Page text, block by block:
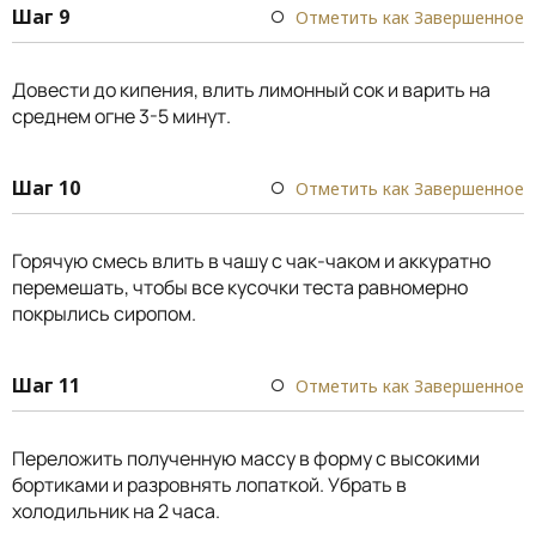
Шаг 9 Отметить как Завершенное
Довести до кипения, влить лимонный сок и варить на
среднем огне 3-5 минут.
Шаг 10 Отметить как Завершенное
Горячую смесь влить в чашу с чак-чаком и аккуратно
перемешать, чтобы все кусочки теста равномерно
покрылись сиропом.
Шаг 11 Отметить как Завершенное
Переложить полученную массу в форму с высокими
бортиками и разровнять лопаткой. Убрать в
холодильник на 2 часа.